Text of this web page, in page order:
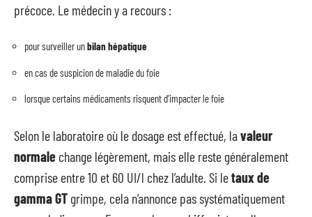
précoce. Le médecin y a recours :
pour surveiller unbilan hépatique
en cas de suspicion de maladie du foie
lorsque certains médicaments risquent d’impacter le foie
Selon le laboratoire où le dosage est effectué, lavaleur
normale change légèrement, mais elle reste généralement
comprise entre 10 et 60 UI/l chez l’adulte. Si letaux de
gamma GT grimpe, cela n’annonce pas systématiquement